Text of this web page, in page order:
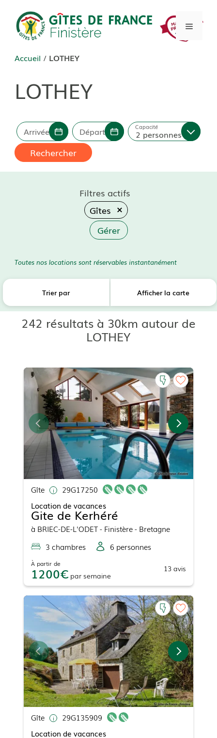
contenu
Menu
Accueil / LOTHEY
LOTHEY
Arrivée Départ 2 personnes
Capacité
Rechercher
Filtres actifs
Gîtes
Gérer
Toutes nos locations sont réservables instantanément
242 résultats à 30km autour de
LOTHEY
Trier par Afficher la carte
Gîte
29G17250
Location de vacances
Gite de Kerhéré
à BRIEC-DE-L'ODET- Finistère - Bretagne
3 chambres 6 personnes
À partir de
1200 par semaine
13 avis
Gîte
29G135909
Location de vacances